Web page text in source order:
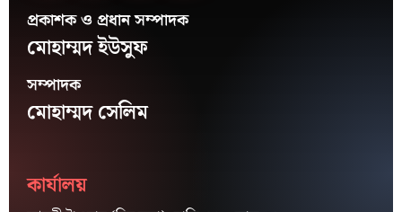
প্রকাশক ও প্রধান সম্পাদক
মোহাম্মদ ইউসুফ
সম্পাদক
মোহাম্মদ সেলিম
কার্যালয়